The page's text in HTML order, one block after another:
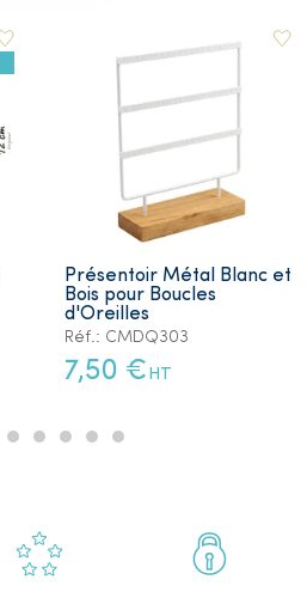
Présentoir Métal Blanc et
Bois pour Boucles
d'Oreilles
Réf.: CMDQ303
7,50 € HT